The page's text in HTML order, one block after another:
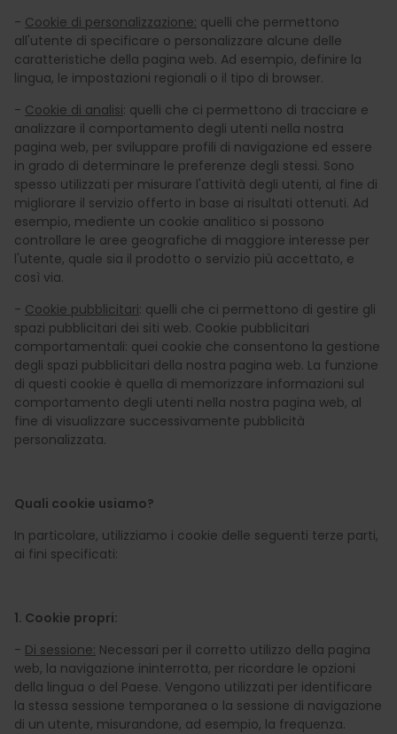
- Cookie di personalizzazione: quelli che permettono
all'utente di specificare o personalizzare alcune delle
caratteristiche della pagina web. Ad esempio, definire la
lingua, le impostazioni regionali o il tipo di browser.
- Cookie di analisi: quelli che ci permettono di tracciare e
analizzare il comportamento degli utenti nella nostra
pagina web, per sviluppare profili di navigazione ed essere
in grado di determinare le preferenze degli stessi. Sono
spesso utilizzati per misurare l'attività degli utenti, al fine di
migliorare il servizio offerto in base ai risultati ottenuti. Ad
esempio, mediente un cookie analitico si possono
controllare le aree geografiche di maggiore interesse per
l'utente, quale sia il prodotto o servizio più accettato, e
così via.
- Cookie pubblicitari: quelli che ci permettono di gestire gli
spazi pubblicitari dei siti web. Cookie pubblicitari
comportamentali: quei cookie che consentono la gestione
degli spazi pubblicitari della nostra pagina web. La funzione
di questi cookie è quella di memorizzare informazioni sul
comportamento degli utenti nella nostra pagina web, al
fine di visualizzare successivamente pubblicità
personalizzata.
Quali cookie usiamo?
In particolare, utilizziamo i cookie delle seguenti terze parti,
ai fini specificati:
1. Cookie propri:
- Di sessione: Necessari per il corretto utilizzo della pagina
web, la navigazione ininterrotta, per ricordare le opzioni
della lingua o del Paese. Vengono utilizzati per identificare
la stessa sessione temporanea o la sessione di navigazione
di un utente, misurandone, ad esempio, la frequenza.